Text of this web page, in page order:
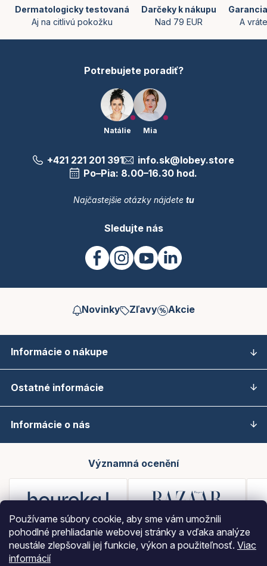
Používame súbory cookie, aby sme vám umožnili
pohodlné prehliadanie webovej stránky a vďaka analýze
neustále zlepšovali jej funkcie, výkon a použiteľnosť. Viac
informácií
Dermatologicky testovaná
Aj na citlivú pokožku
Darčeky k nákupu
Nad 79 EUR
A
Potrebujete poradiť?
Natálie Mia
+421 221 201 391
info.sk@lobey.store
Po–Pia: 8.00–16.30 hod.
Najčastejšie otázky nájdete tu
Sledujte nás
Novinky Zľavy Akcie
Informácie o nákupe
Ostatné informácie
Informácie o nás
Významná ocenění